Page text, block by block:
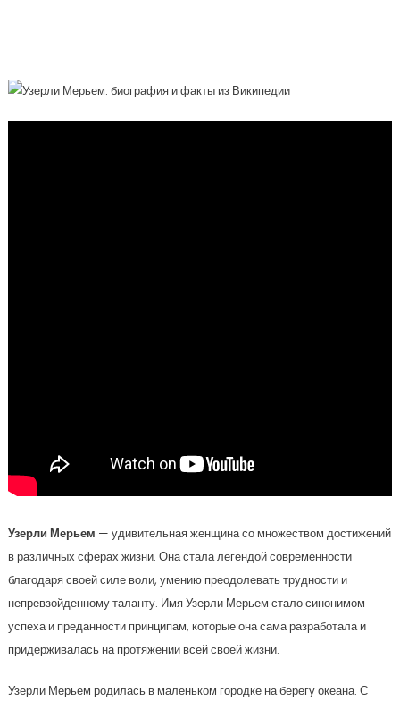
Узерли Мерьем — удивительная женщина со множеством достижений
в различных сферах жизни. Она стала легендой современности
благодаря своей силе воли, умению преодолевать трудности и
непревзойденному таланту. Имя Узерли Мерьем стало синонимом
успеха и преданности принципам, которые она сама разработала и
придерживалась на протяжении всей своей жизни.
Узерли Мерьем родилась в маленьком городке на берегу океана. С